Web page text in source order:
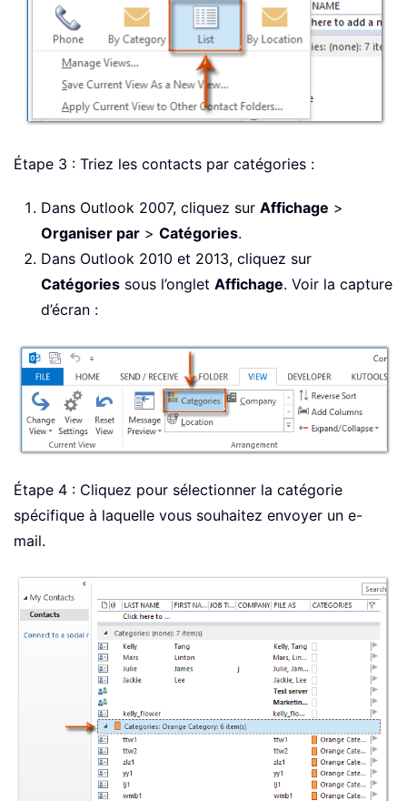
Étape 3 : Triez les contacts par catégories :
Dans Outlook 2007, cliquez sur Affichage >
Organiser par > Catégories.
Dans Outlook 2010 et 2013, cliquez sur
Catégories sous l’onglet Affichage. Voir la capture
d’écran :
Étape 4 : Cliquez pour sélectionner la catégorie
spécifique à laquelle vous souhaitez envoyer un e-
mail.